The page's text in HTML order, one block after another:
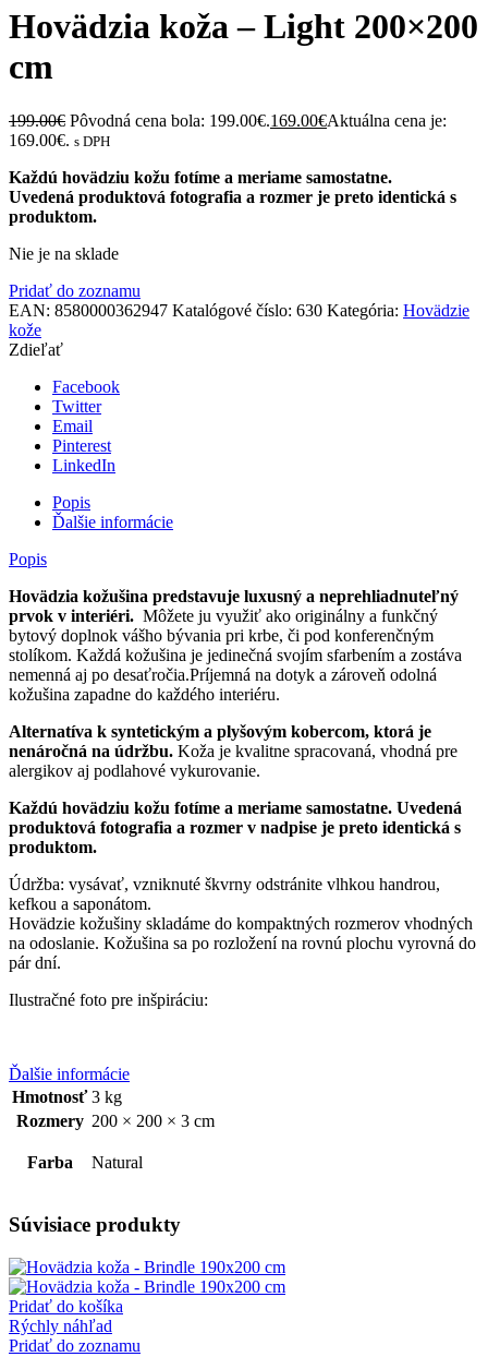
Hovädzia koža – Light 200×200
cm
199.00€ Pôvodná cena bola: 199.00€.169.00€Aktuálna cena je:
169.00€. s DPH
Každú hovädziu kožu fotíme a meriame samostatne.
Uvedená produktová fotografia a rozmer je preto identická s
produktom.
Nie je na sklade
Pridať do zoznamu
EAN: 8580000362947 Katalógové číslo: 630 Kategória: Hovädzie
kože
Zdieľať
Facebook
Twitter
Email
Pinterest
LinkedIn
Popis
Ďalšie informácie
Popis
Hovädzia kožušina predstavuje luxusný a neprehliadnuteľný
prvok v interiéri. Môžete ju využiť ako originálny a funkčný
bytový doplnok vášho bývania pri krbe, či pod konferenčným
stolíkom. Každá kožušina je jedinečná svojím sfarbením a zostáva
nemenná aj po desaťročia.Príjemná na dotyk a zároveň odolná
kožušina zapadne do každého interiéru.
Alternatíva k syntetickým a plyšovým kobercom, ktorá je
nenáročná na údržbu. Koža je kvalitne spracovaná, vhodná pre
alergikov aj podlahové vykurovanie.
Každú hovädziu kožu fotíme a meriame samostatne. Uvedená
produktová fotografia a rozmer v nadpise je preto identická s
produktom.
Údržba: vysávať, vzniknuté škvrny odstránite vlhkou handrou,
kefkou a saponátom.
Hovädzie kožušiny skladáme do kompaktných rozmerov vhodných
na odoslanie. Kožušina sa po rozložení na rovnú plochu vyrovná do
pár dní.
Ilustračné foto pre inšpiráciu:
Ďalšie informácie
Hmotnosť 3 kg
Rozmery 200 × 200 × 3 cm
Farba Natural
Súvisiace produkty
Pridať do košíka
Rýchly náhľad
Pridať do zoznamu